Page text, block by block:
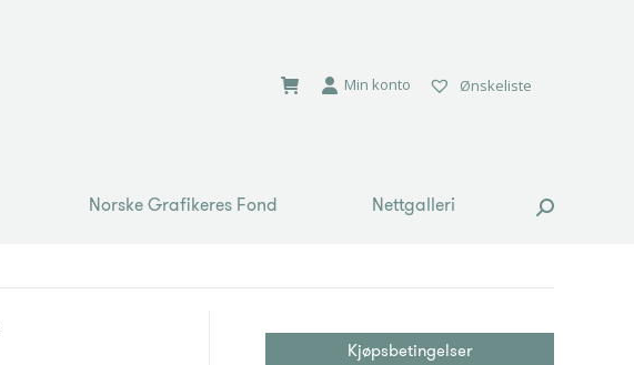
Min konto Ønskeliste
Norske Grafikeres Fond Nettgalleri Search:
Kjøpsbetingelser